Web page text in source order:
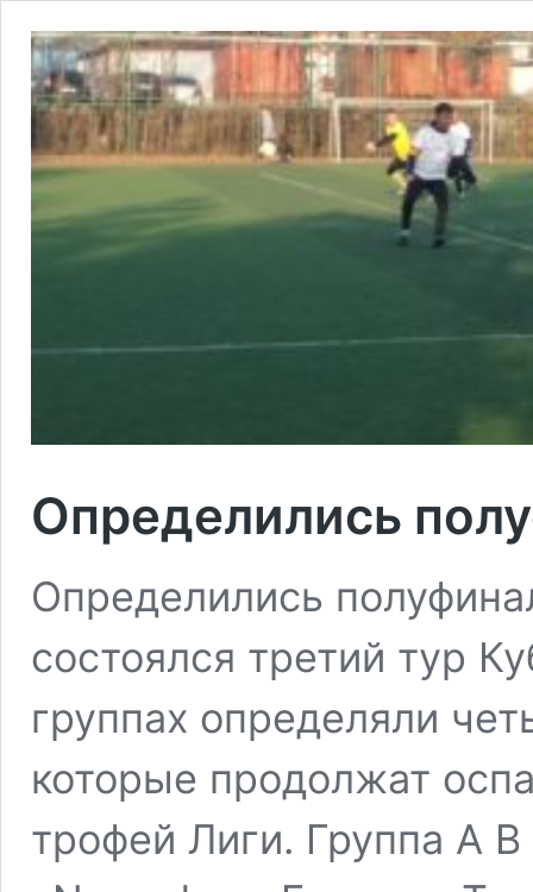
Определились
Определились
состоялся третий тур
группах определяли
которые продолжат
трофей Лиги. Группа А